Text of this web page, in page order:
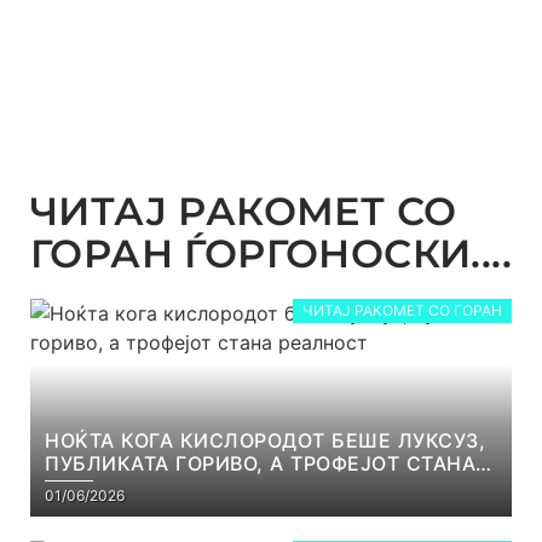
ЧИТАЈ РАКОМЕТ СО
ГОРАН ЃОРГОНОСКИ....
ЧИТАЈ РАКОМЕТ СО ГОРАН
НОЌТА КОГА КИСЛОРОДОТ БЕШЕ ЛУКСУЗ,
ПУБЛИКАТА ГОРИВО, А ТРОФЕЈОТ СТАНА
РЕАЛНОСТ
01/06/2026